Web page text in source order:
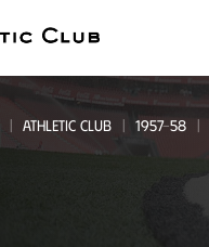
ATHLETIC CLUB 1957-58